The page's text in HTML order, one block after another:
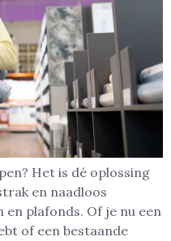
Het is dé oplossing
en naadloos
plafonds. Of je nu een
of een bestaande